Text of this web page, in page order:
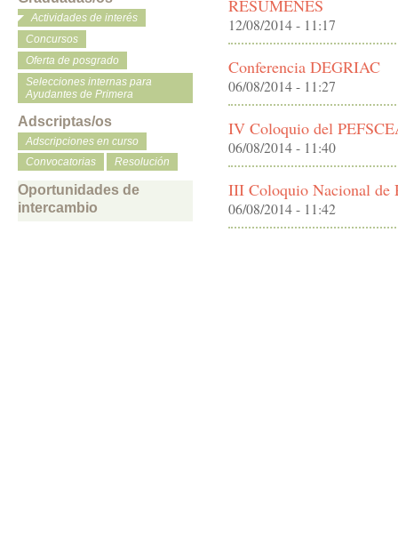
Actividades de interés
Concursos
Oferta de posgrado
Selecciones internas para
Ayudantes de Primera
Adscriptas/os
Adscripciones en curso
Convocatorias
Resolución
Oportunidades de
intercambio
RESÚMENES
12/08/2014 - 11:17
Conferencia DEGRIAC
06/08/2014 - 11:27
IV Coloquio del
06/08/2014 - 11:40
III Coloquio Nacional de
06/08/2014 - 11:42